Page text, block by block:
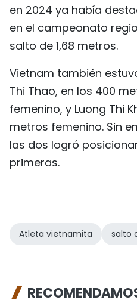
en 2024 ya había
en el campeonato
salto de 1,68 metros.
Vietnam también
Thi Thao, en los 400
femenino, y Luong Thi
metros femenino. Sin
las dos logró
primeras.
Atleta vietnamita salto